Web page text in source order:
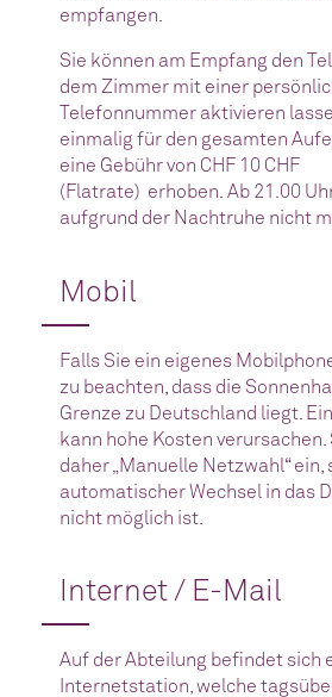
empfangen.
Sie können am Empfang den
dem Zimmer mit einer
Telefonnummer aktivieren
einmalig für den gesamten
eine Gebühr von CHF 10 CHF
(Flatrate) erhoben. Ab 21.00
aufgrund der Nachtruhe nicht
Mobil
Falls Sie ein eigenes
zu beachten, dass die
Grenze zu Deutschland liegt.
kann hohe Kosten verursachen.
daher „Manuelle Netzwahl“ ein,
automatischer Wechsel in das
nicht möglich ist.
Internet / E-Mail
Auf der Abteilung befindet sich
Internetstation, welche